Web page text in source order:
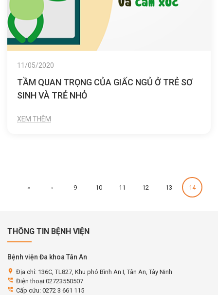
11/05/2020
TẦM QUAN TRỌNG CỦA GIẤC NGỦ Ở TRẺ SƠ
SINH VÀ TRẺ NHỎ
XEM THÊM
« ‹ 9 10 11 12 13 14
THÔNG TIN BỆNH VIỆN
Bệnh viện Đa khoa Tân An
location_on Địa chỉ: 136C, TL827, Khu phó Bình An I, Tân An, Tây Ninh
perm_phone_msg Điện thoại:02723550507
perm_phone_msg Cấp cứu: 0272 3 661 115